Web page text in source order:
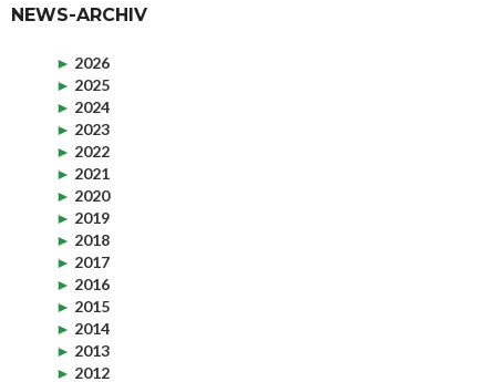
NEWS-ARCHIV
► 2026
► 2025
► 2024
► 2023
► 2022
► 2021
► 2020
► 2019
► 2018
► 2017
► 2016
► 2015
► 2014
► 2013
► 2012